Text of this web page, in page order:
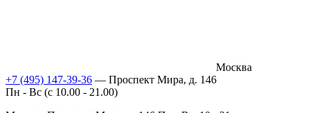
Москва
+7 (495) 147-39-36 — Проспект Мира, д. 146
Пн - Вс (c 10.00 - 21.00)